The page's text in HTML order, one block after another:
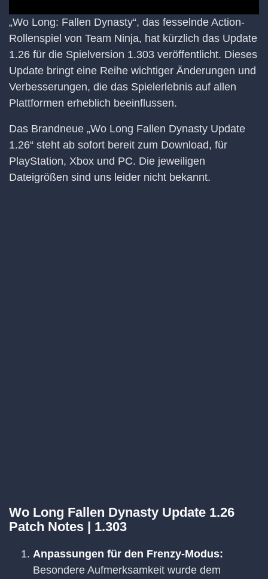
„Wo Long: Fallen Dynasty“, das fesselnde Action-
Rollenspiel von Team Ninja, hat kürzlich das Update
1.26 für die Spielversion 1.303 veröffentlicht. Dieses
Update bringt eine Reihe wichtiger Änderungen und
Verbesserungen, die das Spielerlebnis auf allen
Plattformen erheblich beeinflussen.
Das Brandneue „Wo Long Fallen Dynasty Update
1.26“ steht ab sofort bereit zum Download, für
PlayStation, Xbox und PC. Die jeweiligen
Dateigrößen sind uns leider nicht bekannt.
Wo Long Fallen Dynasty Update 1.26
Patch Notes | 1.303
Anpassungen für den Frenzy-Modus:
Besondere Aufmerksamkeit wurde dem